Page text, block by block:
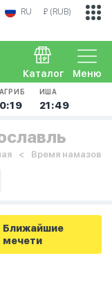
RU ₽ (RUB)
Меню
Каталог
ИША
21:49
Время намазов
Ближайшие
мечети